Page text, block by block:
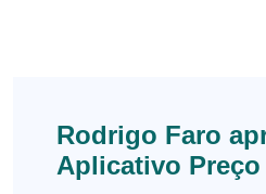
Rodrigo Faro
Aplicativo